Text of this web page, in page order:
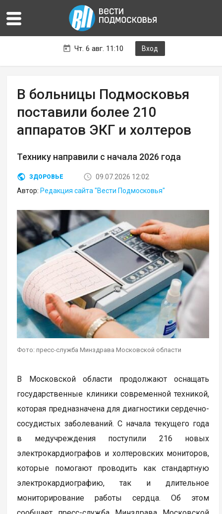
Чт. 6 авг. 11:10 Вход
В больницы Подмосковья
поставили более 210
аппаратов ЭКГ и холтеров
Технику направили с начала 2026 года
ЗДОРОВЬЕ
09.07.2026 12:02
Автор: Редакция сайта "Вести Подмосковья"
Фото: пресс-служба Минздрава Московской области
В Московской области продолжают оснащать
государственные клиники современной техникой,
которая предназначена для диагностики сердечно-
сосудистых заболеваний. С начала текущего года
в медучреждения поступили 216 новых
электрокардиографов и холтеровских мониторов,
которые помогают проводить как стандартную
электрокардиографию, так и длительное
мониторирование работы сердца. Об этом